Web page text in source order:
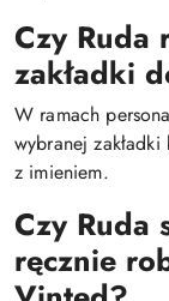
Czy Ruda
zakładki
W ramach
wybranej
z imieniem.
Czy Ruda
ręcznie